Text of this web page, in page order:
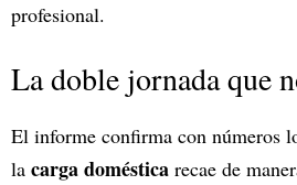
profesional.
La doble jornada que
El informe confirma con números
la carga doméstica recae de